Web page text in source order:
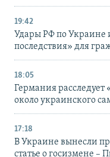
19:42
Удары РФ по Украине
последствия» для
18:05
Германия
около украинского
17:18
В Украине вынесли
статье о госизмене –